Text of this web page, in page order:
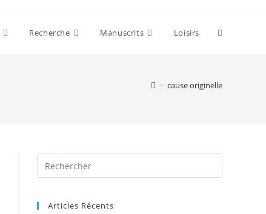
Recherche Manuscrits Loisirs Toggle
> cause originelle
Articles Récents